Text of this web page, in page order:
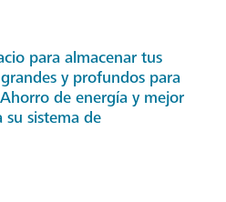
para almacenar tus
y profundos para
de energía y mejor
su sistema de